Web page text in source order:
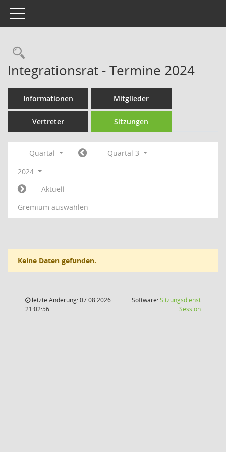
Toggle navigation
Rechercheauswahl
Integrationsrat - Termine 2024
Informationen Mitglieder
Vertreter Sitzungen
Quartal
Quartal 3
2024
Aktuell
Gremium auswählen
Keine Daten gefunden.
letzte Änderung: 07.08.2026
21:02:56
Software:Sitzungsdienst
Session(Wird in